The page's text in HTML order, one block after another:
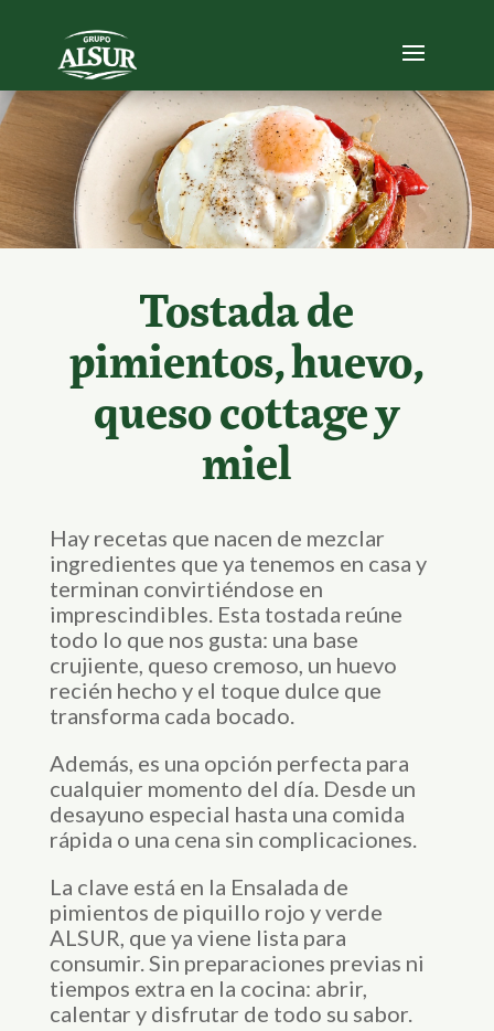
Tostada de
pimientos, huevo,
queso cottage y
miel
Hay recetas que nacen de mezclar
ingredientes que ya tenemos en casa y
terminan convirtiéndose en
imprescindibles. Esta tostada reúne
todo lo que nos gusta: una base
crujiente, queso cremoso, un huevo
recién hecho y el toque dulce que
transforma cada bocado.
Además, es una opción perfecta para
cualquier momento del día. Desde un
desayuno especial hasta una comida
rápida o una cena sin complicaciones.
La clave está en la Ensalada de
pimientos de piquillo rojo y verde
ALSUR, que ya viene lista para
consumir. Sin preparaciones previas ni
tiempos extra en la cocina: abrir,
calentar y disfrutar de todo su sabor.